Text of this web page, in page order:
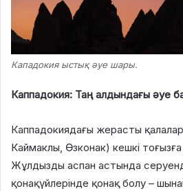
Кападокия ыстық әуе шары.
Каппадокия: Таң алдындағы әуе
Каппадокиядағы жерасты
Каймаклы, Өзконак) кешкі
Жұлдызды аспан астында
қонақүйлерінде қонақ болу –